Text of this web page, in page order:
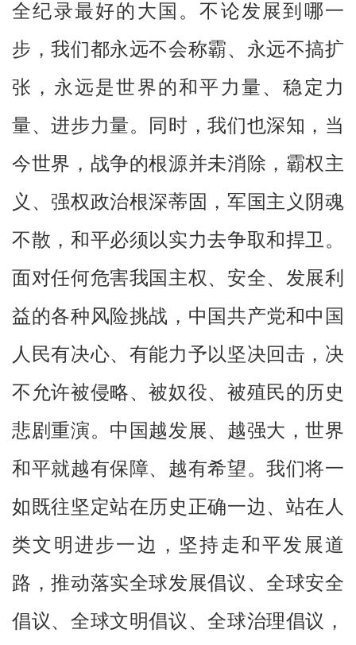
全纪录最好的大国。不论发展到哪一
步，我们都永远不会称霸、永远不搞扩
张，永远是世界的和平力量、稳定力
量、进步力量。同时，我们也深知，当
今世界，战争的根源并未消除，霸权主
义、强权政治根深蒂固，军国主义阴魂
不散，和平必须以实力去争取和捍卫。
面对任何危害我国主权、安全、发展利
益的各种风险挑战，中国共产党和中国
人民有决心、有能力予以坚决回击，决
不允许被侵略、被奴役、被殖民的历史
悲剧重演。中国越发展、越强大，世界
和平就越有保障、越有希望。我们将一
如既往坚定站在历史正确一边、站在人
类文明进步一边，坚持走和平发展道
路，推动落实全球发展倡议、全球安全
倡议、全球文明倡议、全球治理倡议，